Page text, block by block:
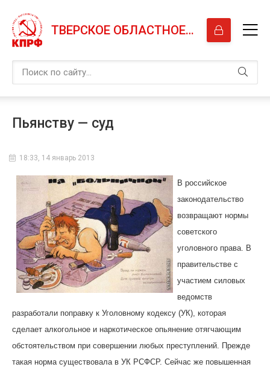
ТВЕРСКОЕ ОБЛАСТНОЕ ОТДЕЛЕНИЕ КПРФ
Пьянству — суд
18:33, 14 январь 2013
В российское
законодательство
возвращают нормы
советского
уголовного права. В
правительстве с
участием силовых
ведомств
разработали поправку к Уголовному кодексу (УК), которая
сделает алкогольное и наркотическое опьянение отягчающим
обстоятельством при совершении любых преступлений. Прежде
такая норма существовала в УК РСФСР. Сейчас же повышенная